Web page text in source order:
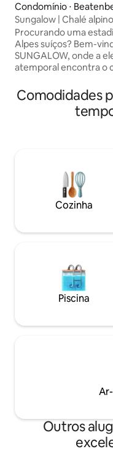
Condomínio ⋅
Sungalow | Chalé
vintage-chique
Procurando uma
Alpes suíços? Bem-
SUNGALOW, onde a
atemporal encontra o
2024, desfrute de
totalmente equipada,
elegantes e varanda
Ideal para famílias com
infantil ao ar livre,
e um espaço
churrasco.
Comodidades
Cozinha
Piscina
Outros